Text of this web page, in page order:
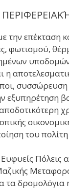
την επέκταση
φωτισμού,
συσσώρευση
εξυπηρέτηση
του
Πόλεις
τα δρομολόγια